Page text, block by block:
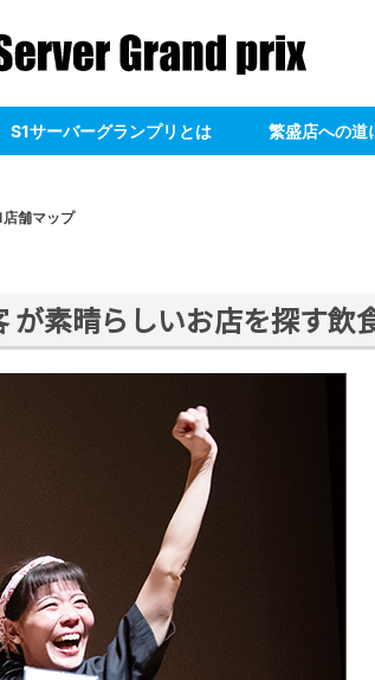
S1サーバーグランプリとは 繁盛店への道
店舗マップ
が素晴らしいお店を探す飲